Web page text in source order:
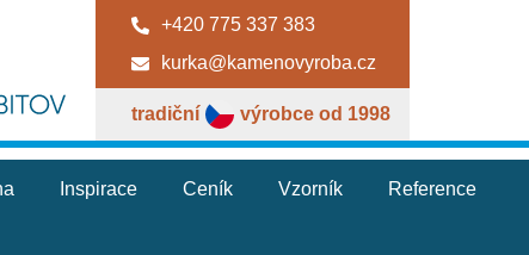
+420 775 337 383
kurka@kamenovyroba.cz
tradiční výrobce od 1998
Inspirace Ceník Vzorník Reference